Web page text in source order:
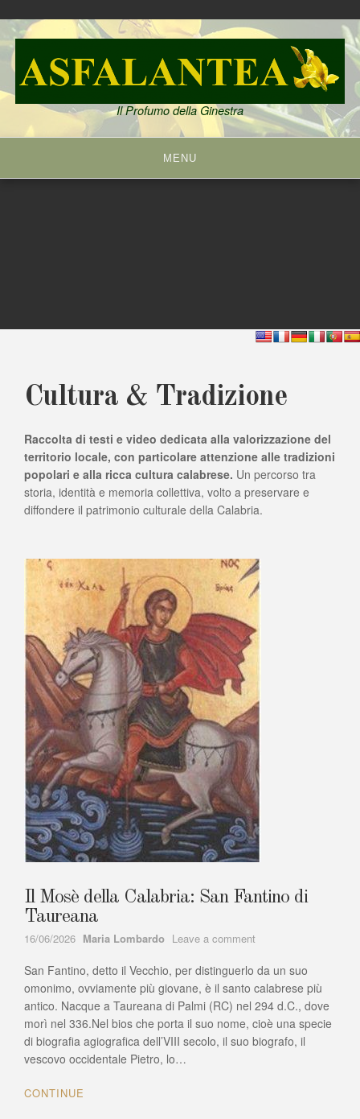
Skip
to
content
Il Profumo della Ginestra
MENU
Cultura & Tradizione
Raccolta di testi e video dedicata alla valorizzazione del
territorio locale, con particolare attenzione alle tradizioni
popolari e alla ricca cultura calabrese. Un percorso tra
storia, identità e memoria collettiva, volto a preservare e
diffondere il patrimonio culturale della Calabria.
Il Mosè della Calabria: San Fantino di
Taureana
16/06/2026 Author
Maria Lombardo Leave a comment
Mosè
della
Calabria:
San
Fantino
di
San Fantino, detto il Vecchio, per distinguerlo da un suo
omonimo, ovviamente più giovane, è il santo calabrese più
antico. Nacque a Taureana di Palmi (RC) nel 294 d.C., dove
morì nel 336.Nel bios che porta il suo nome, cioè una specie
di biografia agiografica dell’VIII secolo, il suo biografo, il
vescovo occidentale Pietro, lo…
CONTINUE